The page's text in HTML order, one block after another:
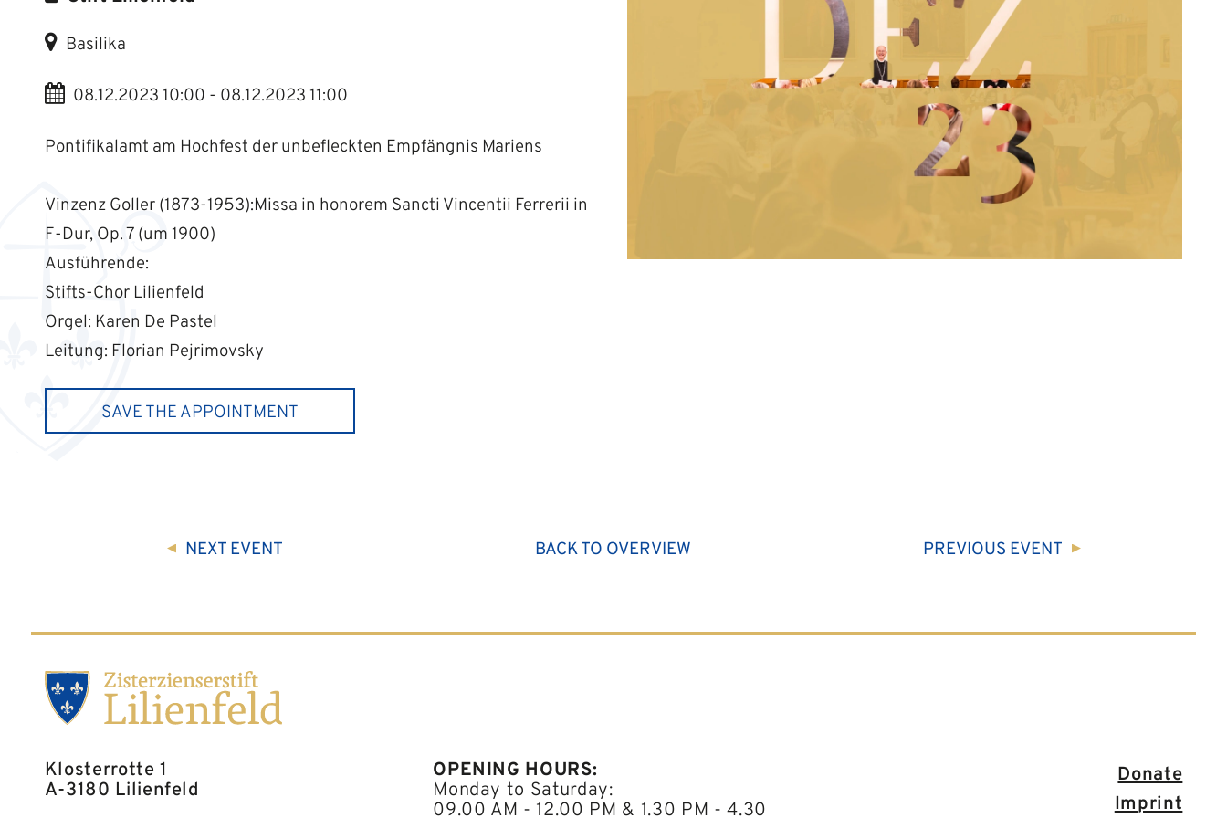
Basilika
08.12.2023 10:00 - 08.12.2023 11:00
Pontifikalamt am Hochfest der unbefleckten Empfängnis Mariens
Vinzenz Goller (1873-1953):Missa in honorem Sancti Vincentii Ferrerii in
F-Dur, Op. 7 (um 1900)
Ausführende:
Stifts-Chor Lilienfeld
Orgel: Karen De Pastel
Leitung: Florian Pejrimovsky
SAVE THE APPOINTMENT
NEXT EVENT BACK TO OVERVIEW PREVIOUS EVENT
Klosterrotte 1
A-3180 Lilienfeld
OPENING HOURS:
Monday to Saturday:
09.00 AM - 12.00 PM & 1.30 PM - 4.30
Donate
Imprint